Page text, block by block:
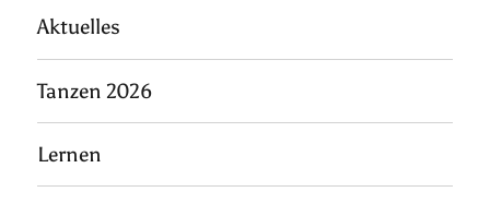
Aktuelles
Tanzen 2026
Lernen